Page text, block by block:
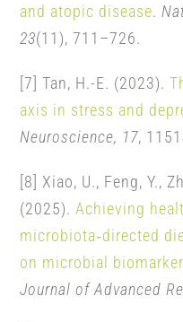
and atopic disease.
23(11), 711–726.
[7] Tan, H.-E. (2023).
axis in stress and
Neuroscience, 17,
[8] Xiao, U., Feng, Y.,
(2025). Achieving
microbiota‑directed
on microbial
Journal of Advanced